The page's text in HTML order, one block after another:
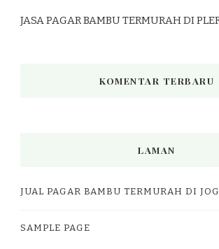
JASA PAGAR BAMBU TERMURAH DI
KOMENTAR TERBARU
LAMAN
JUAL PAGAR BAMBU TERMURAH DI
SAMPLE PAGE